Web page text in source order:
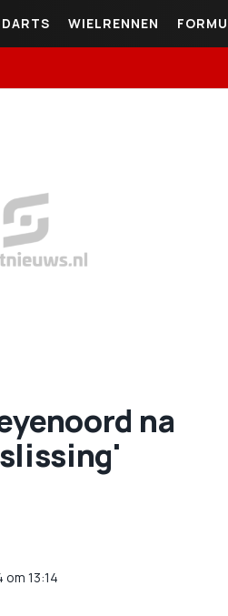
DARTS WIELRENNEN
na
13:14